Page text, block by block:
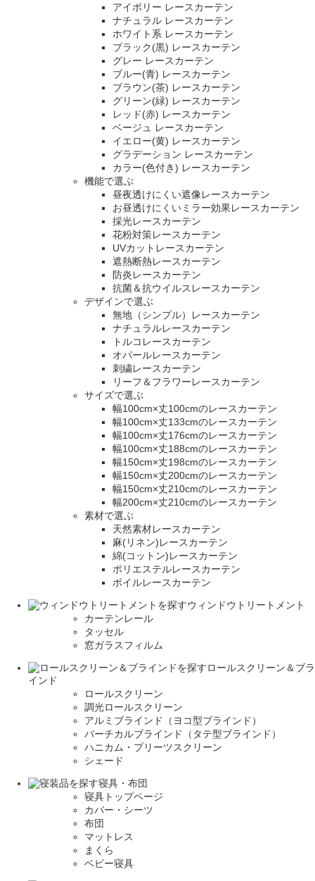
アイボリー レースカーテン
ナチュラル レースカーテン
ホワイト系 レースカーテン
ブラック(黒) レースカーテン
グレー レースカーテン
ブルー(青) レースカーテン
ブラウン(茶) レースカーテン
グリーン(緑) レースカーテン
レッド(赤) レースカーテン
ベージュ レースカーテン
イエロー(黄) レースカーテン
グラデーション レースカーテン
カラー(色付き) レースカーテン
機能で選ぶ
昼夜透けにくい遮像レースカーテン
お昼透けにくいミラー効果レースカーテン
採光レースカーテン
花粉対策レースカーテン
UVカットレースカーテン
遮熱断熱レースカーテン
防炎レースカーテン
抗菌＆抗ウイルスレースカーテン
デザインで選ぶ
無地（シンプル）レースカーテン
ナチュラルレースカーテン
トルコレースカーテン
オパールレースカーテン
刺繍レースカーテン
リーフ＆フラワーレースカーテン
サイズで選ぶ
幅100cm×丈100cmのレースカーテン
幅100cm×丈133cmのレースカーテン
幅100cm×丈176cmのレースカーテン
幅100cm×丈188cmのレースカーテン
幅150cm×丈198cmのレースカーテン
幅150cm×丈200cmのレースカーテン
幅150cm×丈210cmのレースカーテン
幅200cm×丈210cmのレースカーテン
素材で選ぶ
天然素材レースカーテン
麻(リネン)レースカーテン
綿(コットン)レースカーテン
ポリエステルレースカーテン
ボイルレースカーテン
ウィンドウトリートメント
カーテンレール
タッセル
窓ガラスフィルム
ロールスクリーン＆ブラ
インド
ロールスクリーン
調光ロールスクリーン
アルミブラインド（ヨコ型ブラインド）
バーチカルブラインド（タテ型ブラインド）
ハニカム・プリーツスクリーン
シェード
寝具・布団
寝具トップページ
カバー・シーツ
布団
マットレス
まくら
ベビー寝具